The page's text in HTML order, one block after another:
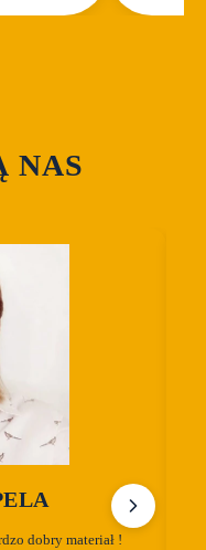
NAS
dobry materiał !